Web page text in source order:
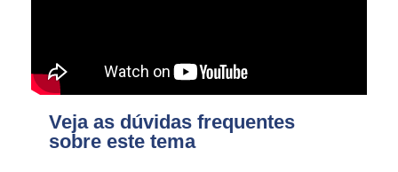
Veja as dúvidas frequentes
sobre este tema